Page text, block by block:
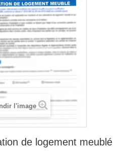
l'image
de logement meublé